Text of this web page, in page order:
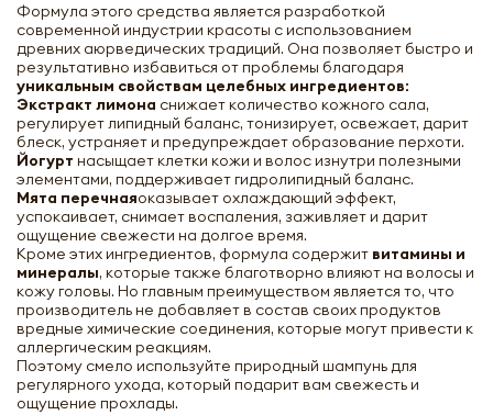
Формула этого средства является разработкой
современной индустрии красоты с использованием
древних аюрведических традиций. Она позволяет быстро и
результативно избавиться от проблемы благодаря
уникальным свойствам целебных ингредиентов:
Экстракт лимона снижает количество кожного сала,
регулирует липидный баланс, тонизирует, освежает, дарит
блеск, устраняет и предупреждает образование перхоти.
Йогурт насыщает клетки кожи и волос изнутри полезными
элементами, поддерживает гидролипидный баланс.
Мята перечнаяоказывает охлаждающий эффект,
успокаивает, снимает воспаления, заживляет и дарит
ощущение свежести на долгое время.
Кроме этих ингредиентов, формула содержит витамины и
минералы, которые также благотворно влияют на волосы и
кожу головы. Но главным преимуществом является то, что
производитель не добавляет в состав своих продуктов
вредные химические соединения, которые могут привести к
аллергическим реакциям.
Поэтому смело используйте природный шампунь для
регулярного ухода, который подарит вам свежесть и
ощущение прохлады.